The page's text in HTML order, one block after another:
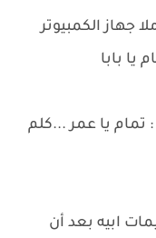
جهاز الكمبيوتر
يا بابا
يا عمر ...كلم
ابيه بعد أن